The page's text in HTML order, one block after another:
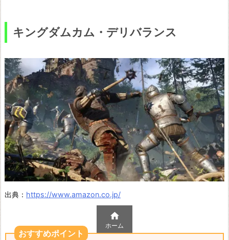
キングダムカム・デリバランス
出典： https://www.amazon.co.jp/

ホーム